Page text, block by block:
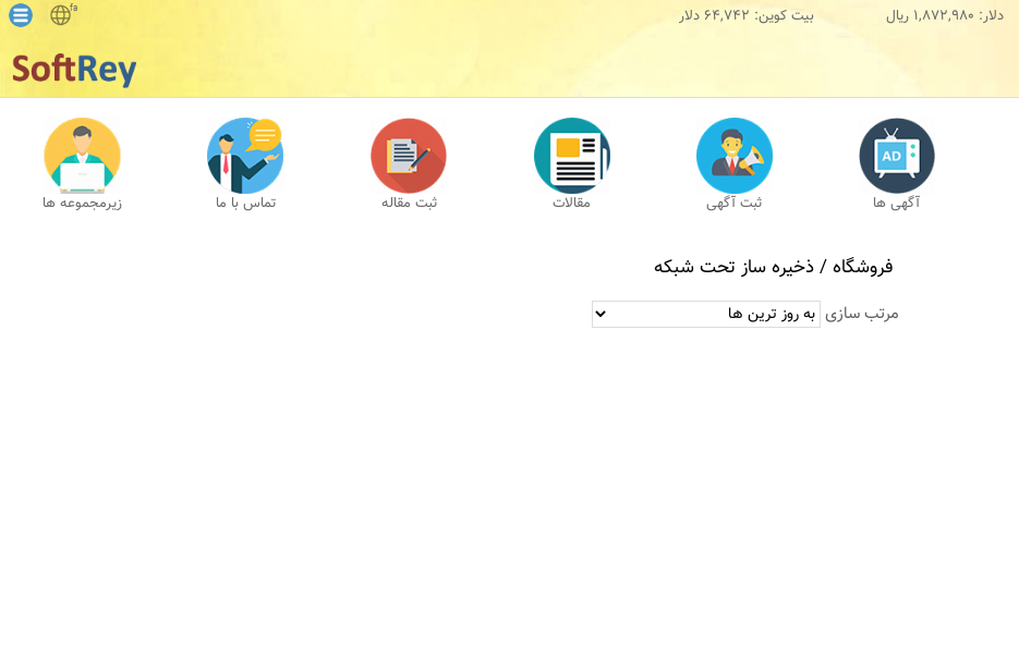
fa
آگهی ها ثبت آگهی مقالات ثبت مقاله تماس با ما زیرمجموعه ها
فروشگاه /ذخيره ساز تحت شبکه
مرتب سازی
دلار: 1,872,980 ریال بیت کوین: 64,742 دلار